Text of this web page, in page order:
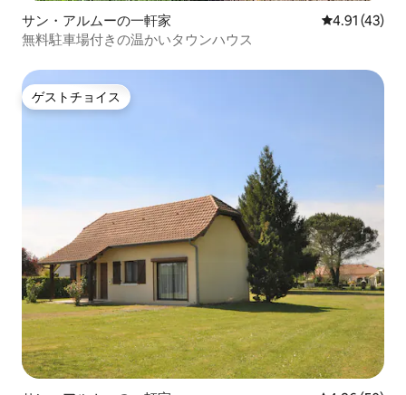
サン・アルムーの一軒家 レビュー43
4.91 (43)
無料駐車場付きの温かいタウンハウス
ゲストチョイス
ゲストチョイス